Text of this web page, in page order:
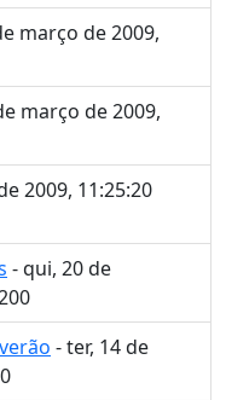
março de 2009,
março de 2009,
2009, 11:25:20
- qui, 20 de
- ter, 14 de